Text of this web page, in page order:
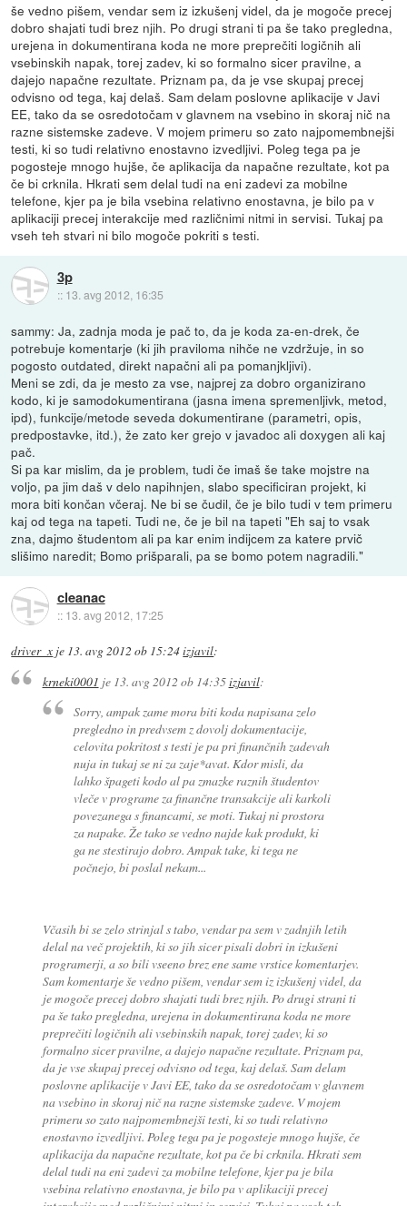
še vedno pišem, vendar sem iz izkušenj videl, da je mogoče precej
dobro shajati tudi brez njih. Po drugi strani ti pa še tako pregledna,
urejena in dokumentirana koda ne more preprečiti logičnih ali
vsebinskih napak, torej zadev, ki so formalno sicer pravilne, a
dajejo napačne rezultate. Priznam pa, da je vse skupaj precej
odvisno od tega, kaj delaš. Sam delam poslovne aplikacije v Javi
EE, tako da se osredotočam v glavnem na vsebino in skoraj nič na
razne sistemske zadeve. V mojem primeru so zato najpomembnejši
testi, ki so tudi relativno enostavno izvedljivi. Poleg tega pa je
pogosteje mnogo hujše, če aplikacija da napačne rezultate, kot pa
če bi crknila. Hkrati sem delal tudi na eni zadevi za mobilne
telefone, kjer pa je bila vsebina relativno enostavna, je bilo pa v
aplikaciji precej interakcije med različnimi nitmi in servisi. Tukaj pa
vseh teh stvari ni bilo mogoče pokriti s testi.
3p
:: 13. avg 2012, 16:35
sammy: Ja, zadnja moda je pač to, da je koda za-en-drek, če
potrebuje komentarje (ki jih praviloma nihče ne vzdržuje, in so
pogosto outdated, direkt napačni ali pa pomanjkljivi).
Meni se zdi, da je mesto za vse, najprej za dobro organizirano
kodo, ki je samodokumentirana (jasna imena spremenljivk, metod,
ipd), funkcije/metode seveda dokumentirane (parametri, opis,
predpostavke, itd.), že zato ker grejo v javadoc ali doxygen ali kaj
pač.
Si pa kar mislim, da je problem, tudi če imaš še take mojstre na
voljo, pa jim daš v delo napihnjen, slabo specificiran projekt, ki
mora biti končan včeraj. Ne bi se čudil, če je bilo tudi v tem primeru
kaj od tega na tapeti. Tudi ne, če je bil na tapeti "Eh saj to vsak
zna, dajmo študentom ali pa kar enim indijcem za katere prvič
slišimo naredit; Bomo prišparali, pa se bomo potem nagradili."
cleanac
:: 13. avg 2012, 17:25
driver_x je 13. avg 2012 ob 15:24izjavil:
krneki0001 je 13. avg 2012 ob 14:35izjavil:
Sorry, ampak zame mora biti koda napisana zelo
pregledno in predvsem z dovolj dokumentacije,
celovita pokritost s testi je pa pri finančnih zadevah
nuja in tukaj se ni za zaje*avat. Kdor misli, da
lahko špageti kodo al pa zmazke raznih študentov
vleče v programe za finančne transakcije ali karkoli
povezanega s financami, se moti. Tukaj ni prostora
za napake. Že tako se vedno najde kak produkt, ki
ga ne stestirajo dobro. Ampak take, ki tega ne
počnejo, bi poslal nekam...
Včasih bi se zelo strinjal s tabo, vendar pa sem v zadnjih letih
delal na več projektih, ki so jih sicer pisali dobri in izkušeni
programerji, a so bili vseeno brez ene same vrstice komentarjev.
Sam komentarje še vedno pišem, vendar sem iz izkušenj videl, da
je mogoče precej dobro shajati tudi brez njih. Po drugi strani ti
pa še tako pregledna, urejena in dokumentirana koda ne more
preprečiti logičnih ali vsebinskih napak, torej zadev, ki so
formalno sicer pravilne, a dajejo napačne rezultate. Priznam pa,
da je vse skupaj precej odvisno od tega, kaj delaš. Sam delam
poslovne aplikacije v Javi EE, tako da se osredotočam v glavnem
na vsebino in skoraj nič na razne sistemske zadeve. V mojem
primeru so zato najpomembnejši testi, ki so tudi relativno
enostavno izvedljivi. Poleg tega pa je pogosteje mnogo hujše, če
aplikacija da napačne rezultate, kot pa če bi crknila. Hkrati sem
delal tudi na eni zadevi za mobilne telefone, kjer pa je bila
vsebina relativno enostavna, je bilo pa v aplikaciji precej